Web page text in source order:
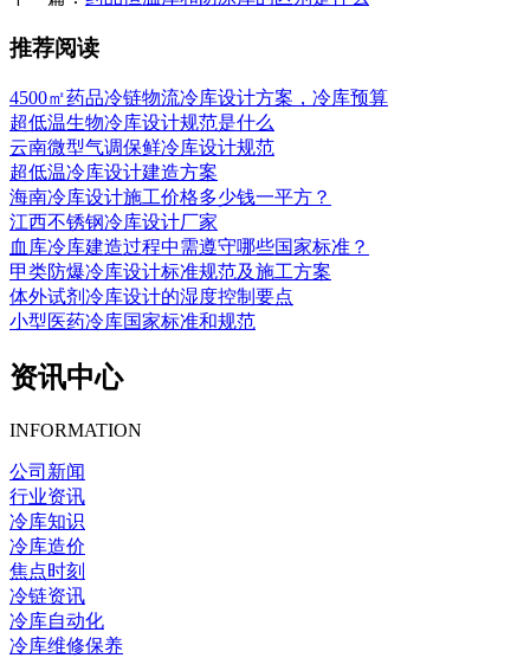
推荐阅读
4500㎡药品冷链物流冷库设计方案，冷库预算
超低温生物冷库设计规范是什么
云南微型气调保鲜冷库设计规范
超低温冷库设计建造方案
海南冷库设计施工价格多少钱一平方？
江西不锈钢冷库设计厂家
血库冷库建造过程中需遵守哪些国家标准？
甲类防爆冷库设计标准规范及施工方案
体外试剂冷库设计的湿度控制要点
小型医药冷库国家标准和规范
资讯中心
INFORMATION
公司新闻
行业资讯
冷库知识
冷库造价
焦点时刻
冷链资讯
冷库自动化
冷库维修保养